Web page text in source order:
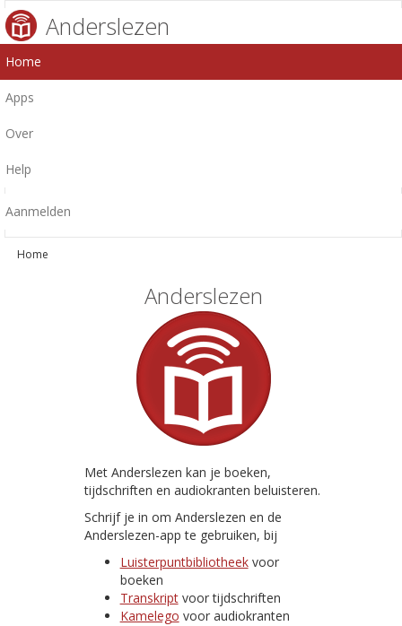
Anderslezen
Home
Apps
Over
Help
Aanmelden
Home
Anderslezen
Met Anderslezen kan je boeken,
tijdschriften en audiokranten beluisteren.
Schrijf je in om Anderslezen en de
Anderslezen-app te gebruiken, bij
Luisterpuntbibliotheekvoor
boeken
Transkriptvoor tijdschriften
Kamelego voor audiokranten